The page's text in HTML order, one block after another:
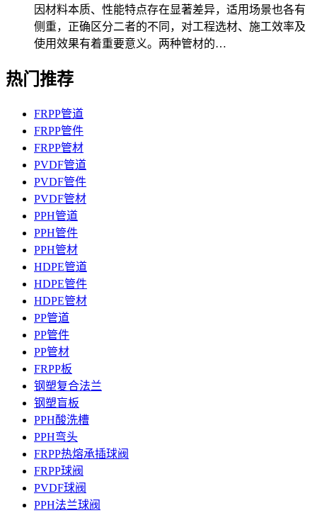
因材料本质、性能特点存在显著差异，适用场景也各有
侧重，正确区分二者的不同，对工程选材、施工效率及
使用效果有着重要意义。两种管材的…
热门推荐
FRPP管道
FRPP管件
FRPP管材
PVDF管道
PVDF管件
PVDF管材
PPH管道
PPH管件
PPH管材
HDPE管道
HDPE管件
HDPE管材
PP管道
PP管件
PP管材
FRPP板
钢塑复合法兰
钢塑盲板
PPH酸洗槽
PPH弯头
FRPP热熔承插球阀
FRPP球阀
PVDF球阀
PPH法兰球阀